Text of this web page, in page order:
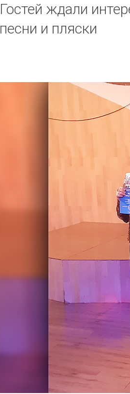
Гостей ждали
песни и пляски